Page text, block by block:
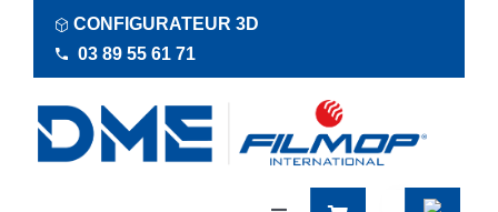
contenu
CONFIGURATEUR 3D
03 89 55 61 71